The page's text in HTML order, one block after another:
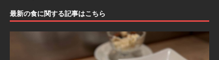
最新の食に関する記事はこちら